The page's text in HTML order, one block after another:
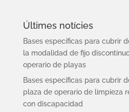
Últimes notícies
Bases específicas para cubrir
la modalidad de fijo
operario de playas
Bases específicas para cubrir
plaza de operario de limpieza
con discapacidad